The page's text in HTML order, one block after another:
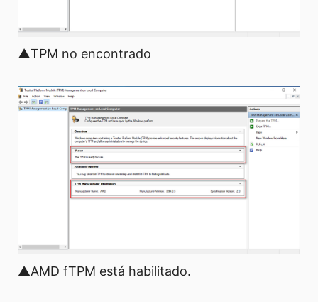
▲TPM no encontrado
▲AMD fTPM está habilitado.